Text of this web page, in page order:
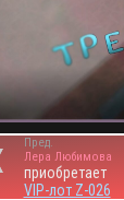
Пред.
Лера Любимова
приобретает
VIP-лот Z-026